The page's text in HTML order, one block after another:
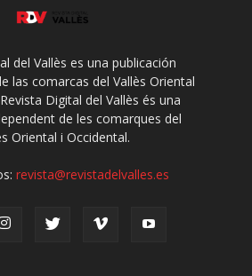
del Vallès es una publicación
las comarcas del Vallès Oriental
Digital del Vallès és una
de les comarques del
Oriental i Occidental.
revista@revistadelvalles.es